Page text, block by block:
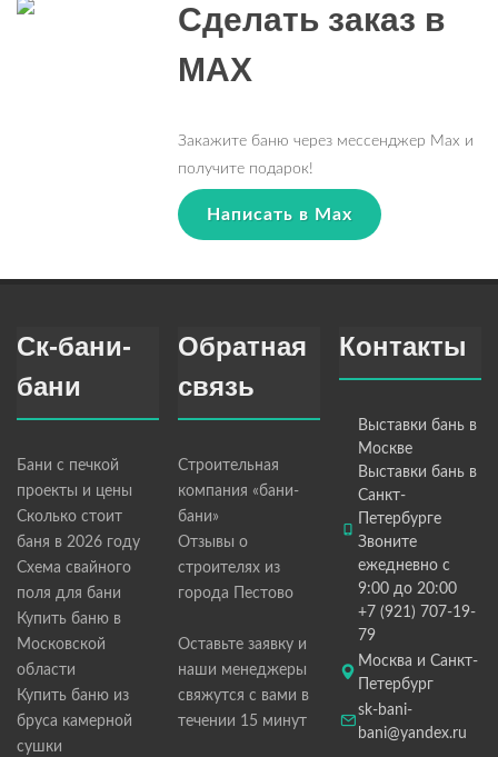
Сделать заказ в
MAX
Закажите баню через мессенджер Max и
получите подарок!
Написать в Max
Ск-бани-
бани
Бани с печкой
проекты и цены
Сколько стоит
баня в 2026 году
Схема свайного
поля для бани
Купить баню в
Московской
области
Купить баню из
бруса камерной
сушки
Обратная
связь
Строительная
компания «бани-
бани»
Отзывы о
строителях из
города Пестово
Оставьте заявку и
наши менеджеры
свяжутся с вами в
течении 15 минут
Контакты
Выставки бань в
Москве
Выставки бань в
Санкт-
Петербурге
Звоните
ежедневно с
9:00 до 20:00
+7 (921) 707-19-
79
Москва и Санкт-
Петербург
sk-bani-
bani@yandex.ru